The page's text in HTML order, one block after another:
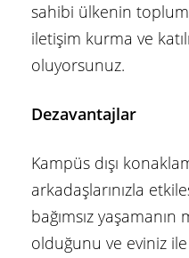
sahibi ülkenin
iletişim kurma ve
oluyorsunuz.
Dezavantajlar
Kampüs dışı
arkadaşlarınızla
bağımsız
olduğunu ve eviniz